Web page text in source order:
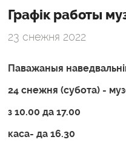
Графік работы
23 снежня 2022
Паважаныя
24 снежня (субота) -
з 10.00 да 17.00
каса- да 16.30